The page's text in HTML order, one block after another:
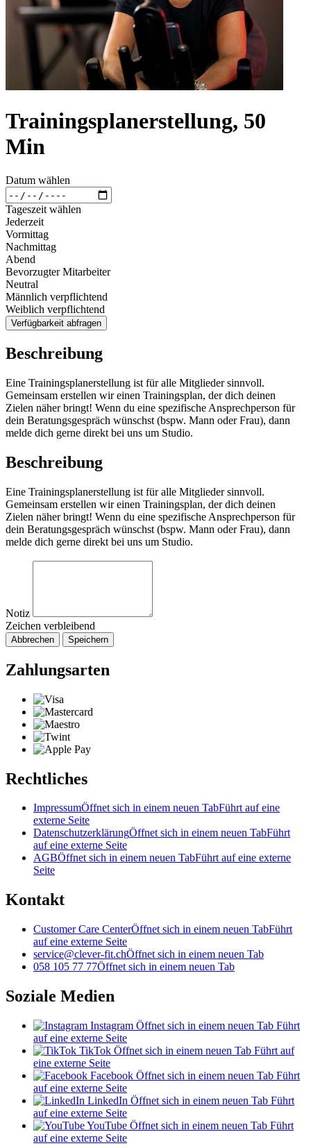
Trainingsplanerstellung, 50
Min
Datum wählen
Tageszeit wählen
Jederzeit
Vormittag
Nachmittag
Abend
Bevorzugter Mitarbeiter
Neutral
Männlich verpflichtend
Weiblich verpflichtend
Verfügbarkeit abfragen
Beschreibung
Eine Trainingsplanerstellung ist für alle Mitglieder sinnvoll.
Gemeinsam erstellen wir einen Trainingsplan, der dich deinen
Zielen näher bringt! Wenn du eine spezifische Ansprechperson für
dein Beratungsgespräch wünschst (bspw. Mann oder Frau), dann
melde dich gerne direkt bei uns um Studio.
Beschreibung
Eine Trainingsplanerstellung ist für alle Mitglieder sinnvoll.
Gemeinsam erstellen wir einen Trainingsplan, der dich deinen
Zielen näher bringt! Wenn du eine spezifische Ansprechperson für
dein Beratungsgespräch wünschst (bspw. Mann oder Frau), dann
melde dich gerne direkt bei uns um Studio.
Notiz
Zeichen verbleibend
Abbrechen Speichern
Zahlungsarten
Rechtliches
ImpressumÖffnet sich in einem neuen TabFührt auf eine
externe Seite
DatenschutzerklärungÖffnet sich in einem neuen TabFührt
auf eine externe Seite
AGBÖffnet sich in einem neuen TabFührt auf eine externe
Seite
Kontakt
Customer Care CenterÖffnet sich in einem neuen TabFührt
auf eine externe Seite
service@clever-fit.chÖffnet sich in einem neuen Tab
058 105 77 77Öffnet sich in einem neuen Tab
Soziale Medien
Instagram Öffnet sich in einem neuen Tab Führt
auf eine externe Seite
TikTok Öffnet sich in einem neuen Tab Führt auf
eine externe Seite
Facebook Öffnet sich in einem neuen Tab Führt
auf eine externe Seite
LinkedIn Öffnet sich in einem neuen Tab Führt
auf eine externe Seite
YouTube Öffnet sich in einem neuen Tab Führt
auf eine externe Seite